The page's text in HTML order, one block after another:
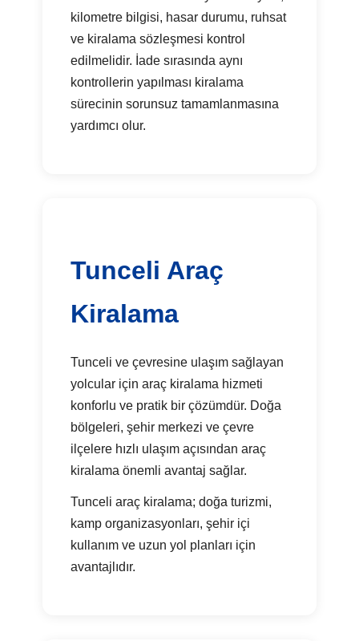
kilometre bilgisi, hasar durumu, ruhsat
ve kiralama sözleşmesi kontrol
edilmelidir. İade sırasında aynı
kontrollerin yapılması kiralama
sürecinin sorunsuz tamamlanmasına
yardımcı olur.
Tunceli Araç
Kiralama
Tunceli ve çevresine ulaşım sağlayan
yolcular için araç kiralama hizmeti
konforlu ve pratik bir çözümdür. Doğa
bölgeleri, şehir merkezi ve çevre
ilçelere hızlı ulaşım açısından araç
kiralama önemli avantaj sağlar.
Tunceli araç kiralama; doğa turizmi,
kamp organizasyonları, şehir içi
kullanım ve uzun yol planları için
avantajlıdır.